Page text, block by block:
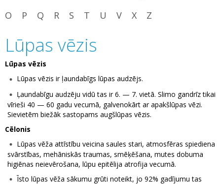
O
P Q R S T U V X Z
Lūpas vēzis
Lūpas vēzis
Lūpas vēzis ir ļaundabīgs lūpas audzējs.
Ļaundabīgu audzēju vidū tas ir 6. — 7. vietā. Slimo gandrīz tikai
vīrieši 40 — 60 gadu vecumā, galvenokārt ar apakšlūpas vēzi.
Sievietēm biežāk sastopams augšlūpas vēzis.
Cēlonis
Lūpas vēža attīstību veicina saules stari, atmosfēras spiediena
svārstības, mehāniskās traumas, smēķēšana, mutes dobuma
higiēnas neievērošana, lūpu epitēlija atrofija vecumā.
Īsto lūpas vēža sākumu grūti noteikt, jo 92% gadījumu tas